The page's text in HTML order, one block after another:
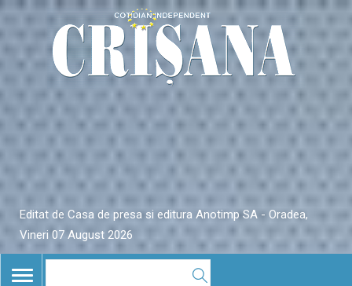
Editat de Casa de presa si editura Anotimp SA - Oradea,
Vineri 07 August 2026
TOGGLE